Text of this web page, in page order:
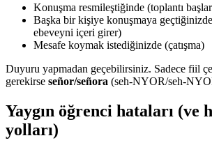
Konuşma resmileştiğinde (toplantı
Başka bir kişiye konuşmaya geçtiğinizde
ebeveyni içeri girer)
Mesafe koymak istediğinizde (çatışma)
Duyuru yapmadan geçebilirsiniz. Sadece fiil
gerekirse señor/señora (seh-NYOR/seh-
Yaygın öğrenci hataları (ve
yolları)